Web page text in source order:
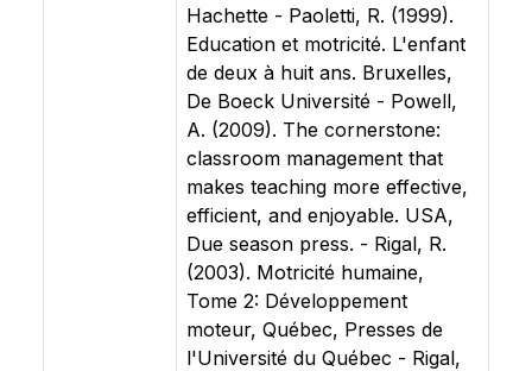
Hachette - Paoletti, R. (1999).
Education et motricité. L'enfant
de deux à huit ans. Bruxelles,
De Boeck Université - Powell,
A. (2009). The cornerstone:
classroom management that
makes teaching more effective,
efficient, and enjoyable. USA,
Due season press. - Rigal, R.
(2003). Motricité humaine,
Tome 2: Développement
moteur, Québec, Presses de
l'Université du Québec - Rigal,